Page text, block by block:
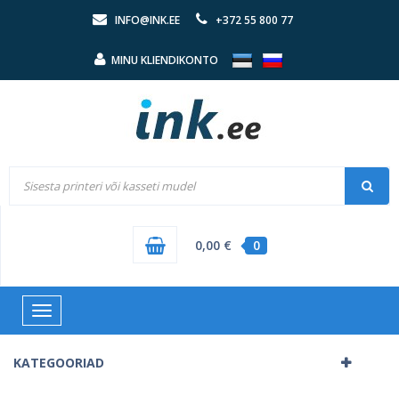
INFO@INK.EE +372 55 800 77
MINU KLIENDIKONTO
0
0,00 €
Toggle
navigation
KATEGOORIAD